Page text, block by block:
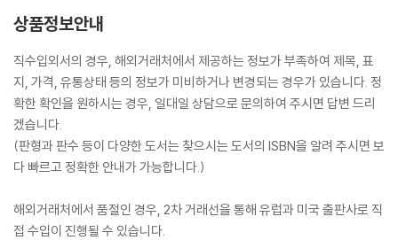
상품정보안내
직수입외서의 경우, 해외거래처에서 제공하는 정보가 부족하여 제목, 표
지, 가격, 유통상태 등의 정보가 미비하거나 변경되는 경우가 있습니다. 정
확한 확인을 원하시는 경우, 일대일 상담으로 문의하여 주시면 답변 드리
겠습니다.
(판형과 판수 등이 다양한 도서는 찾으시는 도서의 ISBN을 알려 주시면 보
다 빠르고 정확한 안내가 가능합니다.)
해외거래처에서 품절인 경우, 2차 거래선을 통해 유럽과 미국 출판사로 직
접 수입이 진행될 수 있습니다.